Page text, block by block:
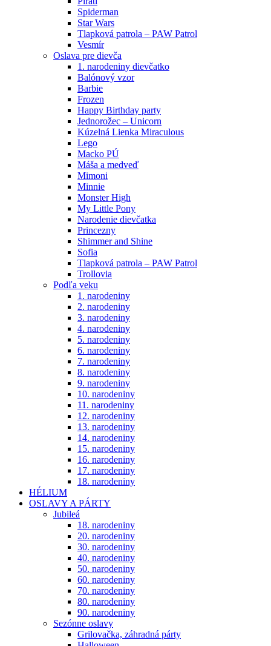
Spiderman
Star Wars
Tlapková patrola – PAW Patrol
Vesmír
Oslava pre dievča
1. narodeniny dievčatko
Balónový vzor
Barbie
Frozen
Happy Birthday party
Jednorožec – Unicorn
Kúzelná Lienka Miraculous
Lego
Macko PÚ
Máša a medveď
Mimoni
Minnie
Monster High
My Little Pony
Narodenie dievčatka
Princezny
Shimmer and Shine
Sofia
Tlapková patrola – PAW Patrol
Trollovia
Podľa veku
1. narodeniny
2. narodeniny
3. narodeniny
4. narodeniny
5. narodeniny
6. narodeniny
7. narodeniny
8. narodeniny
9. narodeniny
10. narodeniny
11. narodeniny
12. narodeniny
13. narodeniny
14. narodeniny
15. narodeniny
16. narodeniny
17. narodeniny
18. narodeniny
HÉLIUM
OSLAVY A PÁRTY
Jubileá
18. narodeniny
20. narodeniny
30. narodeniny
40. narodeniny
50. narodeniny
60. narodeniny
70. narodeniny
80. narodeniny
90. narodeniny
Sezónne oslavy
Grilovačka, záhradná párty